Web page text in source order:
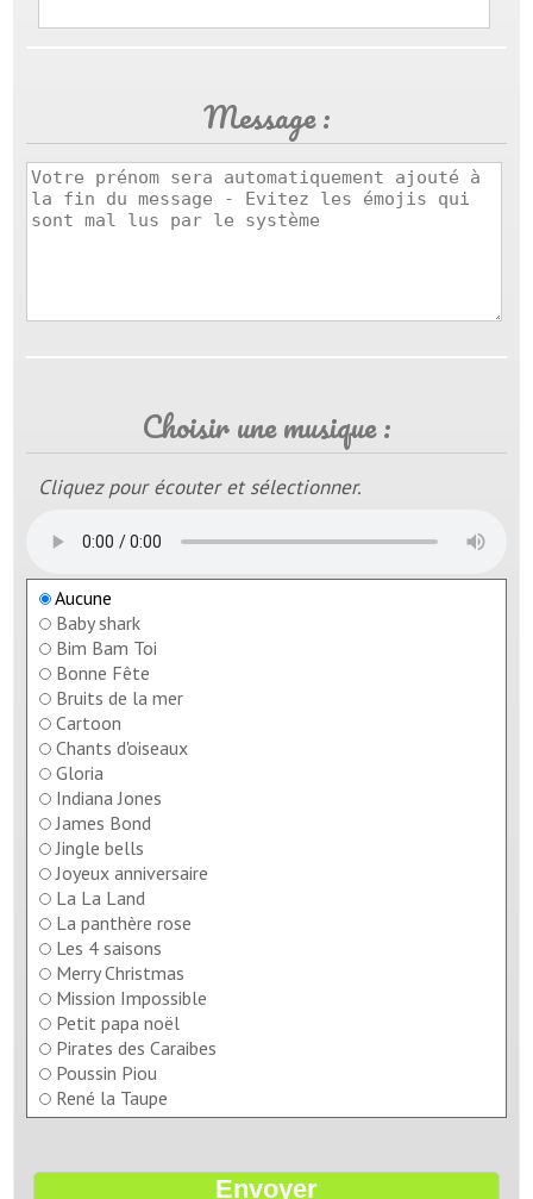
Message :
Choisir une musique :
Cliquez pour écouter et sélectionner.
Aucune
Baby shark
Bim Bam Toi
Bonne Fête
Bruits de la mer
Cartoon
Chants d'oiseaux
Gloria
Indiana Jones
James Bond
Jingle bells
Joyeux anniversaire
La La Land
La panthère rose
Les 4 saisons
Merry Christmas
Mission Impossible
Petit papa noël
Pirates des Caraibes
Poussin Piou
René la Taupe